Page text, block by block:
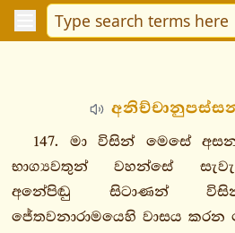
දීඝනිකාය
මජ්ඣිමනිකාය
සංයුත්තනිකාය
සගාථවග්ගො
නිදානවග්ගො
147. මා විසින් මෙසේ
භාග්‍යවතුන් වහන්සේ
අනේපිඬු සිටාණන්
ජේතවනාරාමයෙහි වාසය කරන